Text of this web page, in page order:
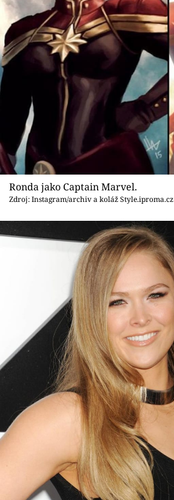
Ronda jako Captain Marvel.
Zdroj: Instagram/archiv a koláž Style.iproma.cz